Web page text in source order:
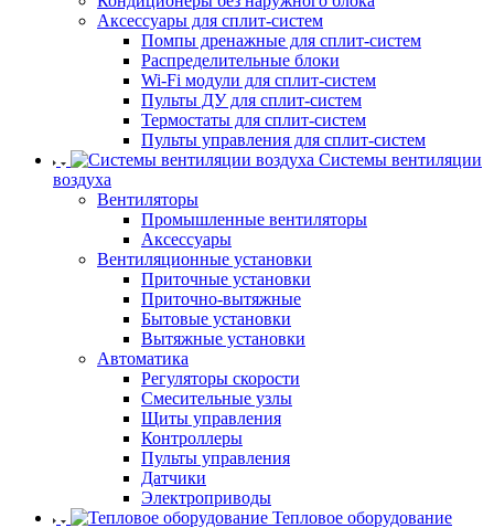
Аксессуары для сплит-систем
Помпы дренажные для сплит-систем
Распределительные блоки
Wi-Fi модули для сплит-систем
Пульты ДУ для сплит-систем
Термостаты для сплит-систем
Пульты управления для сплит-систем
Системы вентиляции
воздуха
Вентиляторы
Промышленные вентиляторы
Аксессуары
Вентиляционные установки
Приточные установки
Приточно-вытяжные
Бытовые установки
Вытяжные установки
Автоматика
Регуляторы скорости
Смесительные узлы
Щиты управления
Контроллеры
Пульты управления
Датчики
Электроприводы
Тепловое оборудование